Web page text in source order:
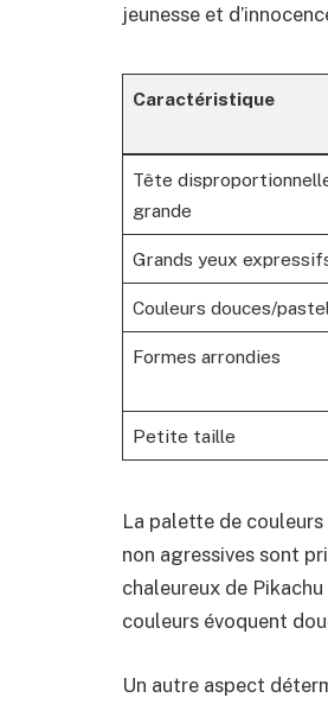
jeunesse et
Caractéristique
Tête
grande
Grands yeux
Couleurs douces/pastel
Formes arrondies
Petite taille
La palette de
non agressives sont
chaleureux de
couleurs évoquent
Un autre aspect